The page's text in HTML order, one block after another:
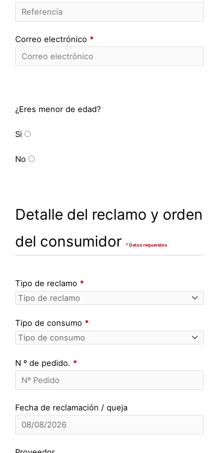
Correo electrónico *
¿Eres menor de edad?
Si
No
Detalle del reclamo y orden
del consumidor
* Datos requeridos
Tipo de reclamo *
Tipo de consumo *
N º de pedido. *
Fecha de reclamación / queja